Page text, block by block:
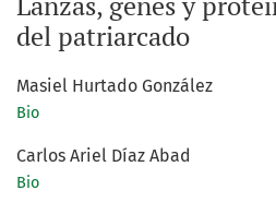
del patriarcado
Masiel Hurtado González
Bio
Carlos Ariel Díaz Abad
Bio